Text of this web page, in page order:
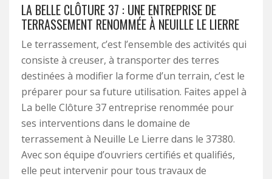
LA BELLE CLÔTURE 37 : UNE ENTREPRISE DE
TERRASSEMENT RENOMMÉE À NEUILLE LE LIERRE
Le terrassement, c’est l’ensemble des activités qui
consiste à creuser, à transporter des terres
destinées à modifier la forme d’un terrain, c’est le
préparer pour sa future utilisation. Faites appel à
La belle Clôture 37 entreprise renommée pour
ses interventions dans le domaine de
terrassement à Neuille Le Lierre dans le 37380.
Avec son équipe d’ouvriers certifiés et qualifiés,
elle peut intervenir pour tous travaux de